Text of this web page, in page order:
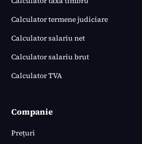
Calculator termene judiciare
Calculator salariu net
Calculator salariu brut
Calculator TVA
Companie
Prețuri